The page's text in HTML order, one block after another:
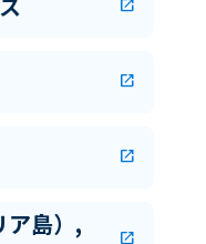
open_in_new
open_in_new
open_in_new
ア島）,
open_in_new